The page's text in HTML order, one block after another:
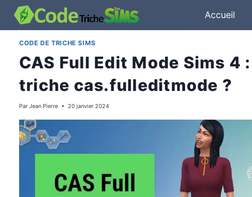
Aller
Accueil
CODE DE TRICHE SIMS
CAS Full Edit Mode Sims
triche cas.fulleditmode ?
Par Jean Pierre 20 janvier 2024